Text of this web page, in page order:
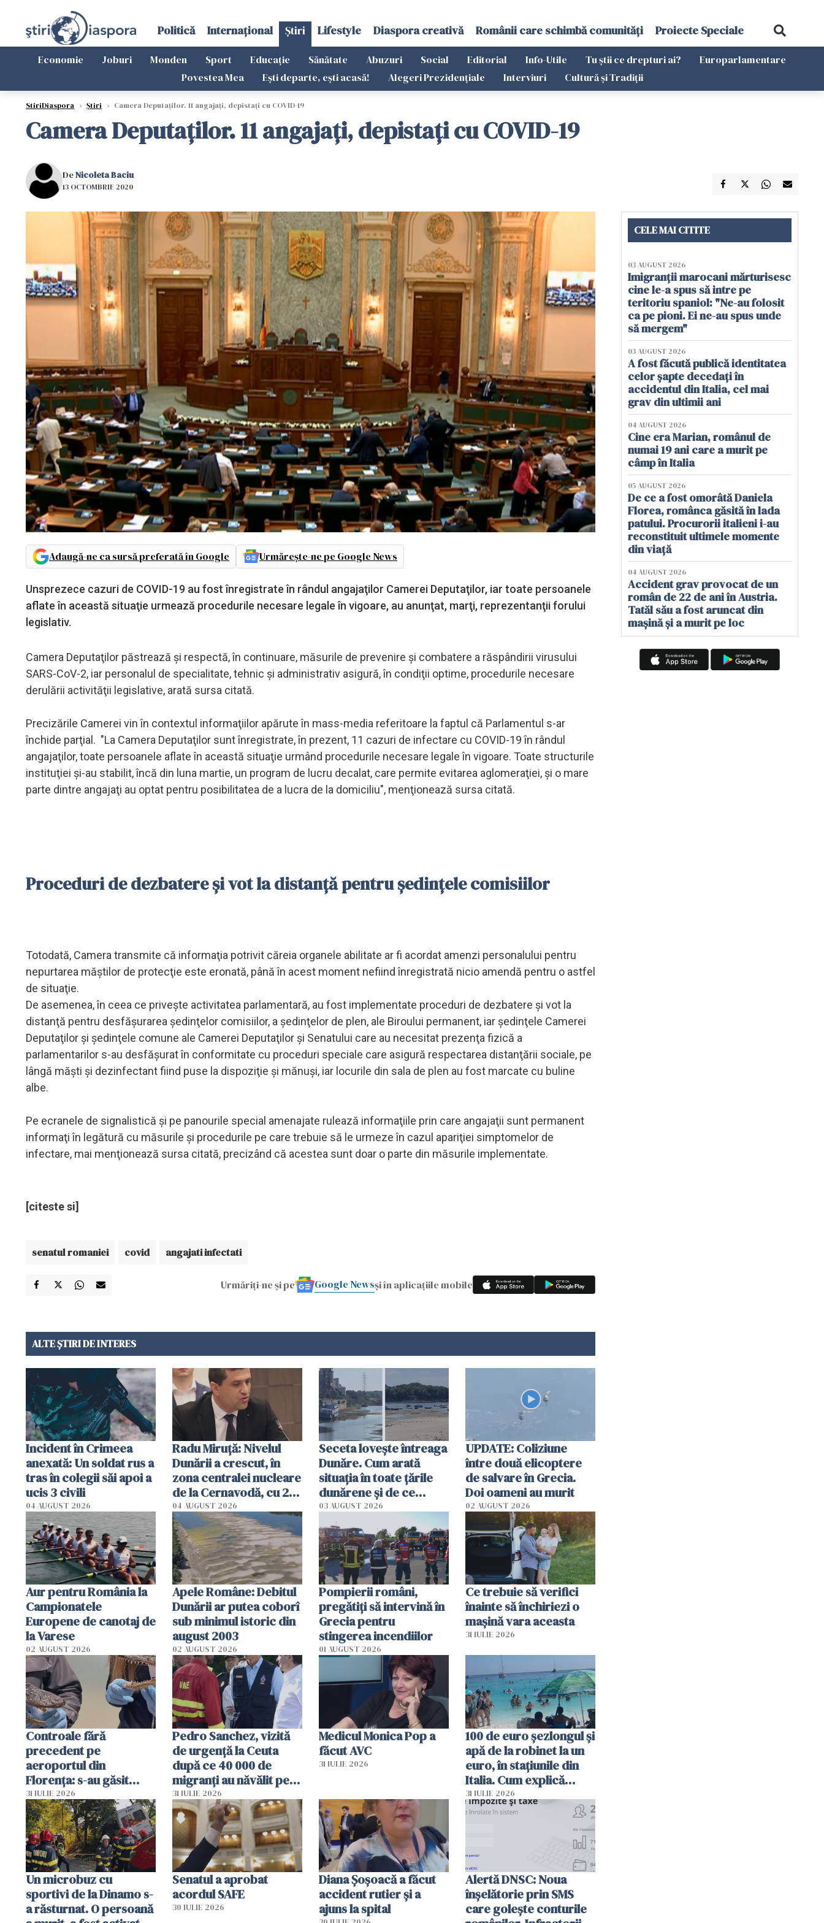
Politică Internațional Știri Lifestyle Diaspora creativă Românii care schimbă comunități Proiecte Speciale
Economie Joburi Monden Sport Educație Sănătate Abuzuri Social Editorial Info-Utile Tu știi ce drepturi ai?
Europarlamentare
Povestea Mea
Ești departe, ești acasă! Alegeri Prezidențiale Interviuri Cultură și Tradiții
StiriDiaspora › Știri › Camera Deputaţilor. 11 angajaţi, depistaţi cu COVID-19
Camera Deputaţilor. 11 angajaţi, depistaţi cu COVID-19
DeNicoleta Baciu
13 OCTOMBRIE 2020
Adaugă-ne ca sursă preferată în Google Urmărește-ne pe Google News
Unsprezece cazuri de COVID-19 au fost înregistrate în rândul angajaţilor Camerei Deputaţilor, iar toate persoanele
aflate în această situaţie urmează procedurile necesare legale în vigoare, au anunţat, marţi, reprezentanţii forului
legislativ.
Camera Deputaţilor păstrează şi respectă, în continuare, măsurile de prevenire şi combatere a răspândirii virusului
SARS-CoV-2, iar personalul de specialitate, tehnic şi administrativ asigură, în condiţii optime, procedurile necesare
derulării activităţii legislative, arată sursa citată.
Precizările Camerei vin în contextul informaţiilor apărute în mass-media referitoare la faptul că Parlamentul s-ar
închide parţial. "La Camera Deputaţilor sunt înregistrate, în prezent, 11 cazuri de infectare cu COVID-19 în rândul
angajaţilor, toate persoanele aflate în această situaţie urmând procedurile necesare legale în vigoare. Toate structurile
instituţiei şi-au stabilit, încă din luna martie, un program de lucru decalat, care permite evitarea aglomeraţiei, şi o mare
parte dintre angajaţi au optat pentru posibilitatea de a lucra de la domiciliu", menţionează sursa citată.
Proceduri de dezbatere şi vot la distanţă pentru şedinţele comisiilor
Totodată, Camera transmite că informaţia potrivit căreia organele abilitate ar fi acordat amenzi personalului pentru
nepurtarea măştilor de protecţie este eronată, până în acest moment nefiind înregistrată nicio amendă pentru o astfel
de situaţie.
De asemenea, în ceea ce priveşte activitatea parlamentară, au fost implementate proceduri de dezbatere şi vot la
distanţă pentru desfăşurarea şedinţelor comisiilor, a şedinţelor de plen, ale Biroului permanent, iar şedinţele Camerei
Deputaţilor şi şedinţele comune ale Camerei Deputaţilor şi Senatului care au necesitat prezenţa fizică a
parlamentarilor s-au desfăşurat în conformitate cu proceduri speciale care asigură respectarea distanţării sociale, pe
lângă măşti şi dezinfectant fiind puse la dispoziţie şi mănuşi, iar locurile din sala de plen au fost marcate cu buline
albe.
Pe ecranele de signalistică şi pe panourile special amenajate rulează informaţiile prin care angajaţii sunt permanent
informaţi în legătură cu măsurile şi procedurile pe care trebuie să le urmeze în cazul apariţiei simptomelor de
infectare, mai menţionează sursa citată, precizând că acestea sunt doar o parte din măsurile implementate.
[citeste si]
senatul romaniei covid angajati infectati
Urmăriți-ne și pe Google Newsși în aplicațiile mobile
ALTE ȘTIRI DE INTERES
Incident în Crimeea
anexată: Un soldat rus a
tras în colegii săi apoi a
ucis 3 civili
04 AUGUST 2026
Radu Miruţă: Nivelul
Dunării a crescut, în
zona centralei nucleare
de la Cernavodă, cu 2
cm faţă de ziua trecută
04 AUGUST 2026
Seceta lovește întreaga
Dunăre. Cum arată
situația în toate țările
dunărene și de ce
România resimte
efectele, deși a plouat
în iulie
03 AUGUST 2026
UPDATE: Coliziune
între două elicoptere
de salvare în Grecia.
Doi oameni au murit
02 AUGUST 2026
Aur pentru România la
Campionatele
Europene de canotaj de
la Varese
02 AUGUST 2026
Apele Române: Debitul
Dunării ar putea coborî
sub minimul istoric din
august 2003
02 AUGUST 2026
Pompierii români,
pregătiţi să intervină în
Grecia pentru
stingerea incendiilor
01 AUGUST 2026
Ce trebuie să verifici
înainte să închiriezi o
mașină vara aceasta
31 IULIE 2026
Controale fără
precedent pe
aeroportul din
Florența: s-au găsit
capete de aligator și o
sumă imensă de bani
31 IULIE 2026
Pedro Sanchez, vizită
de urgență la Ceuta
după ce 40 000 de
migranți au năvălit pe
teritoriul spaniol: „Vom
mobiliza toate
resursele"
31 IULIE 2026
Medicul Monica Pop a
făcut AVC
31 IULIE 2026
100 de euro șezlongul și
apă de la robinet la un
euro, în stațiunile din
Italia. Cum explică
autoritățile
31 IULIE 2026
Un microbuz cu
sportivi de la Dinamo s-
a răsturnat. O persoană
Senatul a aprobat
acordul SAFE
30 IULIE 2026
Diana Șoșoacă a făcut
accident rutier și a
ajuns la spital
Alertă DNSC: Noua
înșelătorie prin SMS
care golește conturile
CELE MAI CITITE
03 AUGUST 2026
Imigranții marocani mărturisesc
cine le-a spus să intre pe
teritoriu spaniol: "Ne-au folosit
ca pe pioni. Ei ne-au spus unde
să mergem"
03 AUGUST 2026
A fost făcută publică identitatea
celor șapte decedați în
accidentul din Italia, cel mai
grav din ultimii ani
04 AUGUST 2026
Cine era Marian, românul de
numai 19 ani care a murit pe
câmp în Italia
05 AUGUST 2026
De ce a fost omorâtă Daniela
Florea, românca găsită în lada
patului. Procurorii italieni i-au
reconstituit ultimele momente
din viață
04 AUGUST 2026
Accident grav provocat de un
român de 22 de ani în Austria.
Tatăl său a fost aruncat din
mașină și a murit pe loc